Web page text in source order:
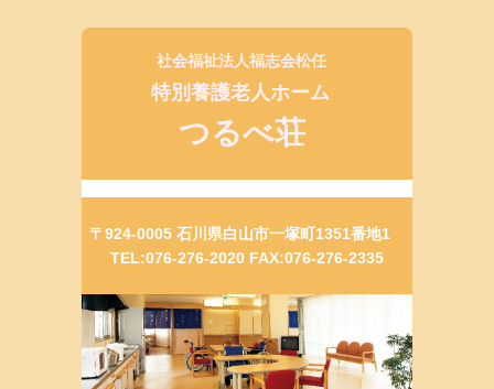
社会福祉法人福志会松任
特別養護老人ホーム
つるべ荘
〒924-0005 石川県白山市一塚町1351番地1
TEL:076-276-2020 FAX:076-276-2335